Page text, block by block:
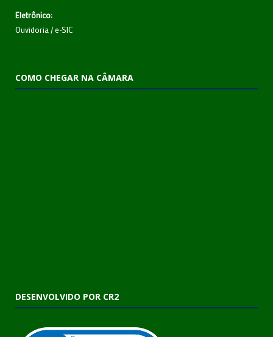
Eletrônico:
Ouvidoria /e-SIC
COMO CHEGAR NA CÂMARA
DESENVOLVIDO POR CR2